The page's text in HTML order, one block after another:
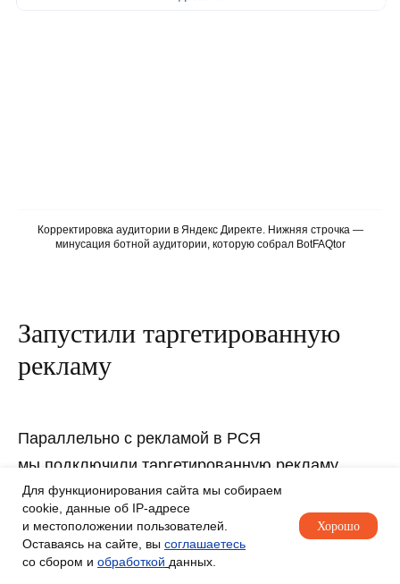
Корректировка аудитории в Яндекс Директе. Нижняя строчка —
минусация ботной аудитории, которую собрал BotFAQtor
Запустили таргетированную
рекламу
Параллельно с рекламой в РСЯ
мы подключили таргетированную рекламу
ВКонтакте. Мы запустили 2 рекламные
кампании на жителей Калининграда от 25 до 65
лет:
Для функционирования сайта мы собираем
cookie, данные об IP-адресе
и местоположении пользователей.
Оставаясь на сайте, вы соглашаетесь
со сбором и обработкой данных.
Хорошо